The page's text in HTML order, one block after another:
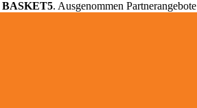
BASKET5. Ausgenommen Partnerangebote